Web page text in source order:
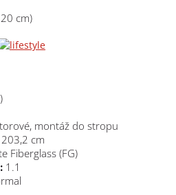
cm)
montáž do stropu
cm
Fiberglass (FG)
1.1